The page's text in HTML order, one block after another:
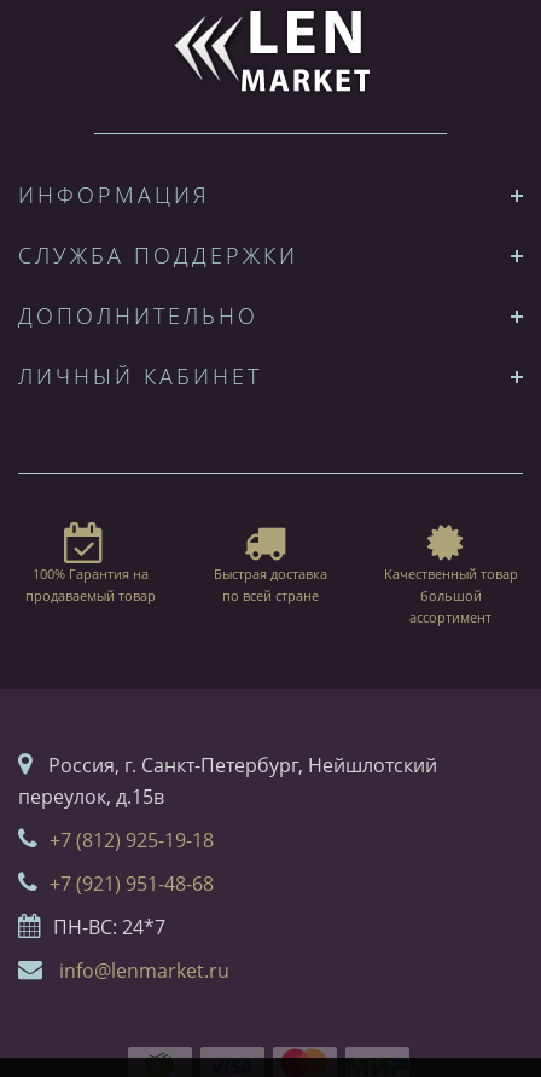
ИНФОРМАЦИЯ
СЛУЖБА ПОДДЕРЖКИ
ДОПОЛНИТЕЛЬНО
ЛИЧНЫЙ КАБИНЕТ
100% Гарантия на
продаваемый товар
Быстрая доставка
по всей стране
Качественный товар
большой
ассортимент
Россия, г. Санкт-Петербург, Нейшлотский
переулок, д.15в
+7 (812) 925-19-18
+7 (921) 951-48-68
ПН-ВС: 24*7
info@lenmarket.ru